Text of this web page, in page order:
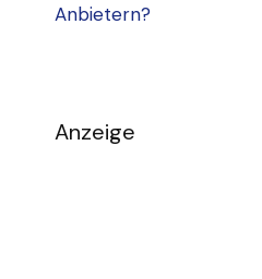
Anbietern?
Anzeige